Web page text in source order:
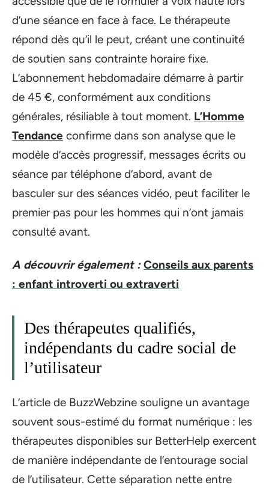
d’une séance en face à face. Le thérapeute
répond dès qu’il le peut, créant une continuité
de soutien sans contrainte horaire fixe.
L’abonnement hebdomadaire démarre à partir
de 45 €, conformément aux conditions
générales, résiliable à tout moment. L’Homme
Tendance confirme dans son analyse que le
modèle d’accès progressif, messages écrits ou
séance par téléphone d’abord, avant de
basculer sur des séances vidéo, peut faciliter le
premier pas pour les hommes qui n’ont jamais
consulté avant.
A découvrir également : Conseils aux parents
: enfant introverti ou extraverti
Des thérapeutes qualifiés,
indépendants du cadre social de
l’utilisateur
L’article de BuzzWebzine souligne un avantage
souvent sous-estimé du format numérique : les
thérapeutes disponibles sur BetterHelp exercent
de manière indépendante de l’entourage social
de l’utilisateur. Cette séparation nette entre